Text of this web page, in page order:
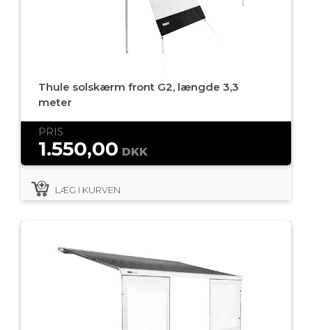
Thule solskærm front G2, længde 3,3
meter
PRIS
1.550,00 DKK
LÆG I KURVEN